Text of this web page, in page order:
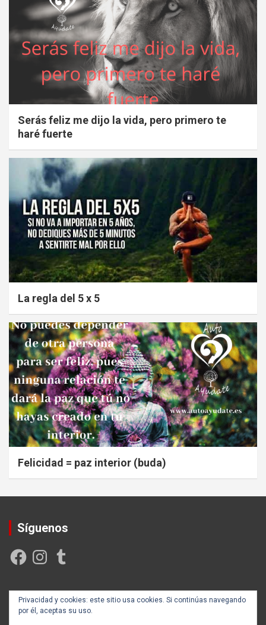
Serás feliz me dijo la vida, pero primero te
haré fuerte
La regla del 5 x 5
Felicidad = paz interior (buda)
Síguenos
FacebookInstagramTumblr
Privacidad y cookies: este sitio usa cookies. Si continúas navegando
por él, aceptas su uso.
Creada y posicionada por Rogama Informática